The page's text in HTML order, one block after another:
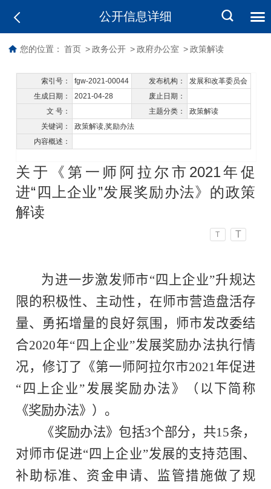
公开信息详细
您的位置： 首页 > 政务公开 > 政府办公室 > 政策解读
索引号： fgw-2021-00044 发布机构：
发展和改革委员会
生成日期：
2021-04-28
废止日期：
文 号：
主题分类：
政策解读
关键词：
政策解读,奖励办法
内容概述：
关于《第一师阿拉尔市2021年促
进“四上企业”发展奖励办法》的政策
解读
T T
为进一步激发师市“四上企业”升规达
限的积极性、主动性，在师市营造盘活存
量、勇拓增量的良好氛围，师市发改委结
合2020年“四上企业”发展奖励办法执行情
况，修订了《第一师阿拉尔市2021年促进
“四上企业”发展奖励办法》（以下简称
《奖励办法》）。
《奖励办法》包括3个部分，共15条，
对师市促进“四上企业”发展的支持范围、
补助标准、资金申请、监管措施做了规